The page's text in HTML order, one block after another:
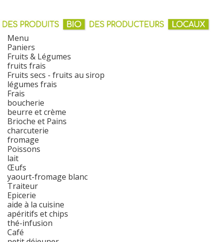
Menu
Paniers
Fruits & Légumes
fruits frais
Fruits secs - fruits au sirop
légumes frais
Frais
boucherie
beurre et crème
Brioche et Pains
charcuterie
fromage
Poissons
lait
Œufs
yaourt-fromage blanc
Traiteur
Epicerie
aide à la cuisine
apéritifs et chips
thé-infusion
Café